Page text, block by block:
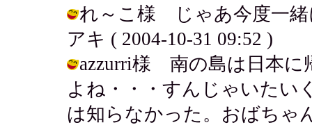
れ～こ様 じゃあ今度一緒
アキ ( 2004-10-31 09:52 )
azzurri様 南の島は日本に
よね・・・すんじゃいたい
は知らなかった。おばちゃ